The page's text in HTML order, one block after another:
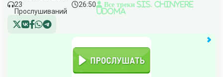
23
Прослушиваний
26:50
Все треки Sis. Chinyere
Udoma